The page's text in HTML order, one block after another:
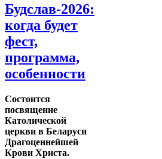
Будслав-2026:
когда будет
фест,
программа,
особенности
Состоится
посвящение
Католической
церкви в Беларуси
Драгоценнейшей
Крови Христа.